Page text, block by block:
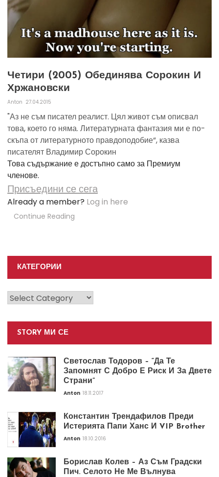
Четири (2005) Обединява Сорокин И
Хржановски
Anton 27.04.2015
"Аз не съм писател реалист. Цял живот съм описвал
това, което го няма. Литературната фантазия ми е по-
скъпа от литературното правдоподобие“, казва
писателят Владимир Сорокин
Това съдържание е достъпно само за Премиум
членове.
Присъедини се сега
Already a member? Log in here
Continue Reading
КАТЕГОРИИ
Категории
STORY МИ СЕ
Светослав Тодоров – “Да Те
Запомнят С Добро Е Риск И За Двете
Страни”
Anton 18.11.2017
Константин Трендафилов Преди
Истерията Папи Ханс И VIP Brother
Anton 18.10.2016
Борислав Колев – Аз Съм Градски
Пич. Селото Не Ме Вълнува